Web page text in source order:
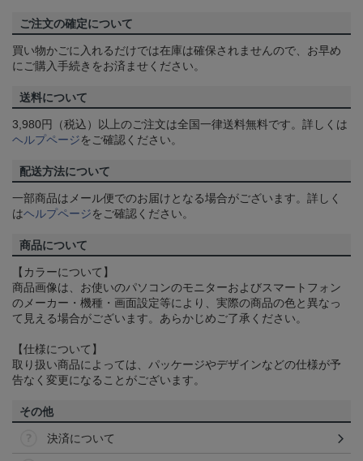
ご注文の確定について
買い物かごに入れるだけでは在庫は確保されませんので、お早め
にご購入手続きをお済ませください。
送料について
3,980円（税込）以上のご注文は全国一律送料無料です。詳しくは
ヘルプページをご確認ください。
配送方法について
一部商品はメール便でのお届けとなる場合がございます。詳しく
はヘルプページをご確認ください。
商品について
【カラーについて】
商品画像は、お使いのパソコンのモニターおよびスマートフォン
のメーカー・機種・画面設定等により、実際の商品の色と異なっ
て見える場合がございます。あらかじめご了承ください。
【仕様について】
取り扱い商品によっては、パッケージやデザインなどの仕様が予
告なく変更になることがございます。
その他
決済について